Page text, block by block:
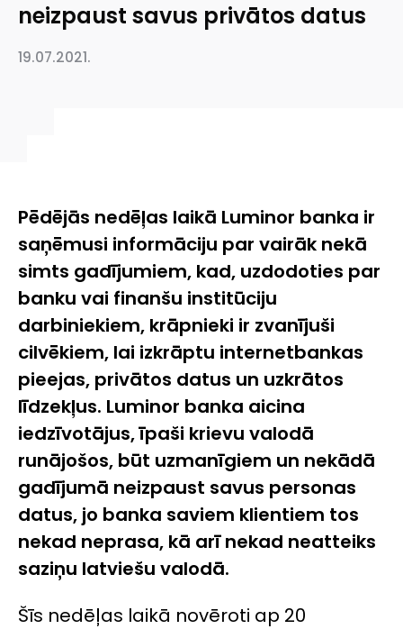
neizpaust savus privātos datus
19.07.2021.
Pēdējās nedēļas laikā Luminor banka ir
saņēmusi informāciju par vairāk nekā
simts gadījumiem, kad, uzdodoties par
banku vai finanšu institūciju
darbiniekiem, krāpnieki ir zvanījuši
cilvēkiem, lai izkrāptu internetbankas
pieejas, privātos datus un uzkrātos
līdzekļus. Luminor banka aicina
iedzīvotājus, īpaši krievu valodā
runājošos, būt uzmanīgiem un nekādā
gadījumā neizpaust savus personas
datus, jo banka saviem klientiem tos
nekad neprasa, kā arī nekad neatteiks
saziņu latviešu valodā.
Šīs nedēļas laikā novēroti ap 20